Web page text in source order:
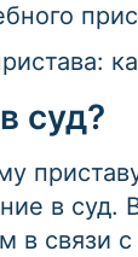
суд?
в
в связи